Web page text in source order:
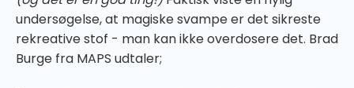
undersøgelse, at magiske svampe er det sikreste
rekreative stof - man kan ikke overdosere det. Brad
Burge fra MAPS udtaler;